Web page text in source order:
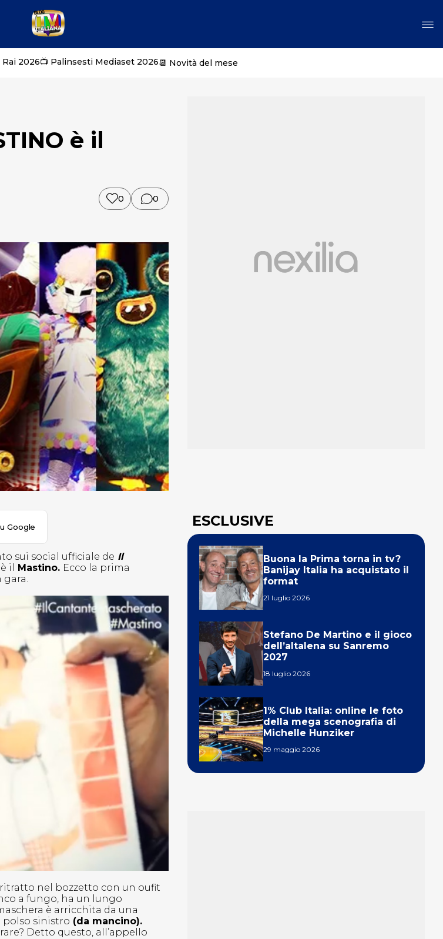
2026📺 Palinsesti Mediaset 2026📆 Novità del mese
è il
0 0
Google
sui social ufficiale de Il
il Mastino. Ecco la prima
gara.
nel bozzetto con un oufit
a fungo, ha un lungo
è arricchita da una
polso sinistro (da mancino).
Detto questo, all’appello
ESCLUSIVE
Buona la Prima torna in tv?
Banijay Italia ha acquistato il
format
21 luglio 2026
Stefano De Martino e il gioco
dell’altalena su Sanremo
2027
18 luglio 2026
1% Club Italia: online le foto
della mega scenografia di
Michelle Hunziker
29 maggio 2026